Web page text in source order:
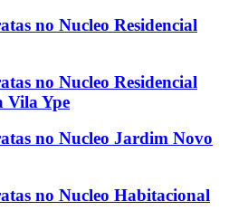
no Nucleo Residencial
no Nucleo Residencial
Vila Ype
no Nucleo Jardim Novo
no Nucleo Habitacional